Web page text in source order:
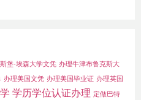
堡-埃森大学文凭 办理牛津布鲁克斯大
办理美国文凭 办理美国毕业证 办理英国
学历学位认证办理 定做巴特